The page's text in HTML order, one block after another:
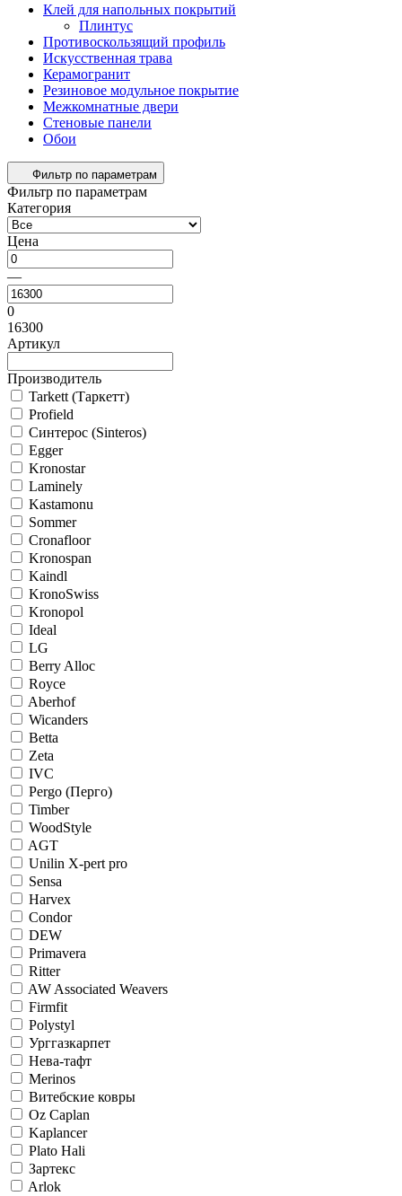
Клей для напольных покрытий
Плинтус
Противоскользящий профиль
Искусственная трава
Керамогранит
Резиновое модульное покрытие
Межкомнатные двери
Стеновые панели
Обои
Фильтр по параметрам
Фильтр по параметрам
Категория
Цена
—
0
16300
Артикул
Производитель
Tarkett (Таркетт)
Profield
Синтерос (Sinteros)
Egger
Kronostar
Laminely
Kastamonu
Sommer
Cronafloor
Kronospan
Kaindl
KronoSwiss
Kronopol
Ideal
LG
Berry Alloc
Royce
Aberhof
Wicanders
Betta
Zeta
IVC
Pergo (Перго)
Timber
WoodStyle
AGT
Unilin X-pert pro
Sensa
Harvex
Condor
DEW
Primavera
Ritter
AW Associated Weavers
Firmfit
Polystyl
Урггазкарпет
Нева-тафт
Merinos
Витебские ковры
Oz Caplan
Kaplancer
Plato Hali
Зартекс
Arlok